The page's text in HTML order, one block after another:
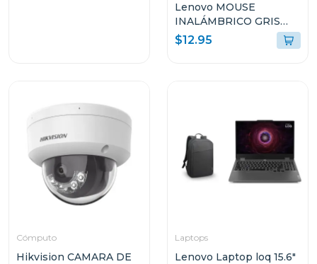
Lenovo MOUSE
INALÁMBRICO GRIS
PLATINO L300 GY50Z1
$12.95
Cómputo
Hikvision CAMARA DE
Laptops
Lenovo Laptop loq 15.6"